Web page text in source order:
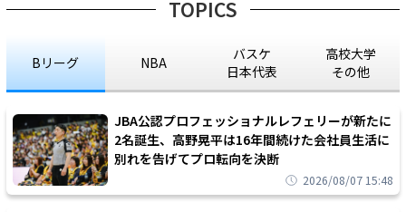
TOPICS
Bリーグ NBA
バスケ
日本代表
高校大学
その他
JBA公認プロフェッショナルレフェリーが新たに
2名誕生、高野晃平は16年間続けた会社員生活に
別れを告げてプロ転向を決断
2026/08/07 15:48